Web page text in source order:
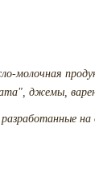
молочная
джемы,
на